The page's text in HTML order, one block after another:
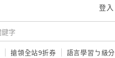
登入
搶領全站9折券 語言學習ㄅ級分